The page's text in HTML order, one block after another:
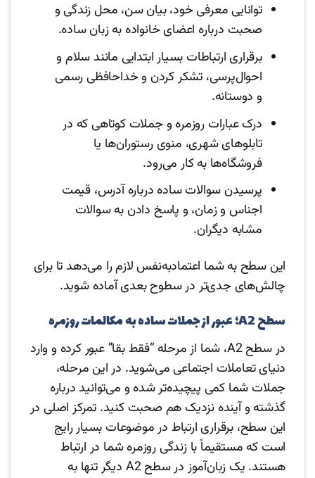
توانایی معرفی خود، بیان سن، محل زندگی و
صحبت درباره اعضای خانواده به زبان ساده.
برقراری ارتباطات بسیار ابتدایی مانند سلام و
احوال‌پرسی، تشکر کردن و خداحافظی رسمی
و دوستانه.
درک عبارات روزمره و جملات کوتاهی که در
تابلوهای شهری، منوی رستوران‌ها یا
فروشگاه‌ها به کار می‌رود.
پرسیدن سوالات ساده درباره آدرس، قیمت
اجناس و زمان، و پاسخ دادن به سوالات
مشابه دیگران.
این سطح به شما اعتمادبه‌نفس لازم را می‌دهد تا برای
چالش‌های جدی‌تر در سطوح بعدی آماده شوید.
سطح A2؛ عبور از جملات ساده به مکالمات روزمره
در سطح A2، شما از مرحله “فقط بقا” عبور کرده و وارد
دنیای تعاملات اجتماعی می‌شوید. در این مرحله،
جملات شما کمی پیچیده‌تر شده و می‌توانید درباره
گذشته و آینده نزدیک هم صحبت کنید. تمرکز اصلی در
این سطح، برقراری ارتباط در موضوعات بسیار رایج
است که مستقیماً با زندگی روزمره شما در ارتباط
هستند. یک زبان‌آموز در سطح A2 دیگر تنها به